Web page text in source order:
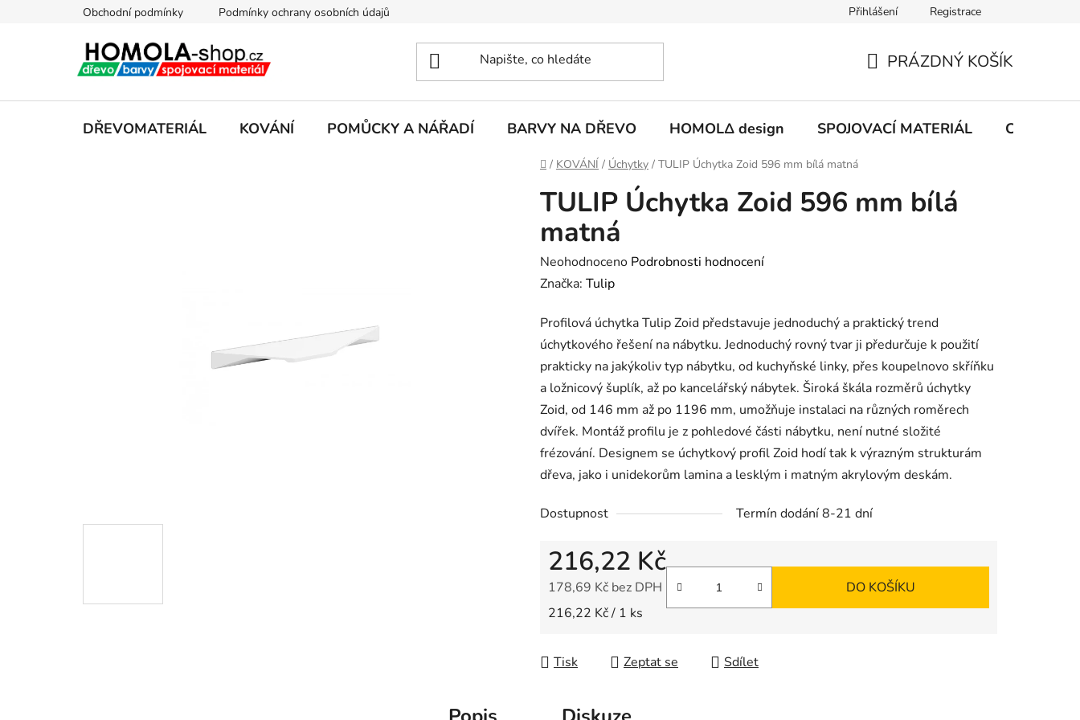
Obchodní podmínky Podmínky ochrany osobních údajů Přihlášení Registrace
KOŠÍK
PRÁZDNÝ KOŠÍK
DŘEVOMATERIÁL KOVÁNÍ POMŮCKY A NÁŘADÍ BARVY NA DŘEVO HOMOLΔ design SPOJOVACÍ MATERIÁL CHEMIE
Domů
/ KOVÁNÍ / Úchytky / TULIP Úchytka Zoid 596 mm bílá matná
TULIP Úchytka Zoid 596 mm bílá
matná
Průměrné
hodnocení
je
0,0
z
5
hvězdiček.
Neohodnoceno Podrobnosti hodnocení
Značka: Tulip
Profilová úchytka Tulip Zoid představuje jednoduchý a praktický trend
úchytkového řešení na nábytku. Jednoduchý rovný tvar ji předurčuje k použití
prakticky na jakýkoliv typ nábytku, od kuchyňské linky, přes koupelnovo skříňku
a ložnicový šuplík, až po kancelářský nábytek. Široká škála rozměrů úchytky
Zoid, od 146 mm až po 1196 mm, umožňuje instalaci na různých roměrech
dvířek. Montáž profilu je z pohledové části nábytku, není nutné složité
frézování. Designem se úchytkový profil Zoid hodí tak k výrazným strukturám
dřeva, jako i unidekorům lamina a lesklým i matným akrylovým deskám.
Dostupnost Termín dodání 8-21 dní
216,22 Kč
178,69 Kč bez DPH
Měrná cena:
216,22 Kč / 1 ks
DO KOŠÍKU
Tisk Zeptat se Sdílet